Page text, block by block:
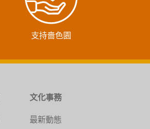
支持嗇色園
文化事務
最新動態